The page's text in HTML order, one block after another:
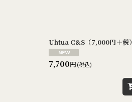
Uhtua C&S（7,000円＋税）
7,700円(税込)